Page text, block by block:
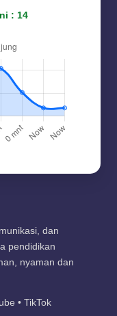
: 15
dan
pendidikan
nyaman dan
• TikTok